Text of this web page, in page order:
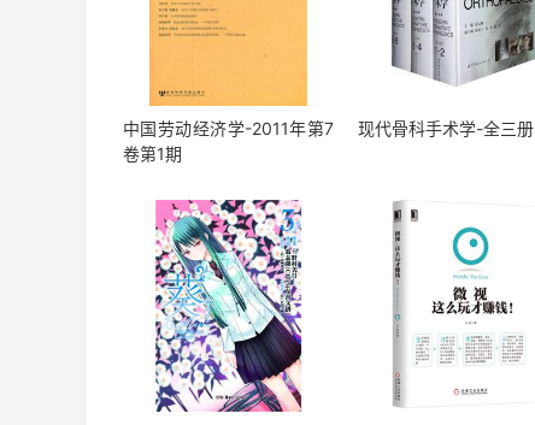
中国劳动经济学-2011年第7
卷第1期
现代骨科手术学-全三册